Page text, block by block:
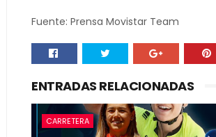
Fuente: Prensa Movistar Team
ENTRADAS RELACIONADAS
CARRETERA